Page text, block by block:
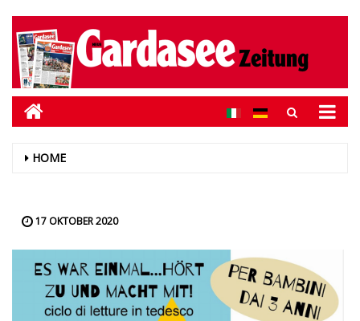
HOME
17 OKTOBER 2020